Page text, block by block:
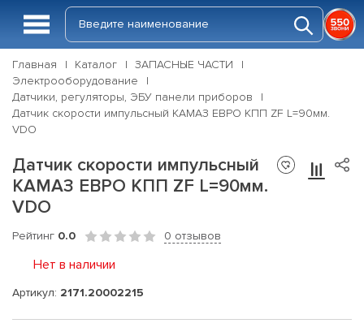
Главная Каталог
ЗАПАСНЫЕ ЧАСТИ
Электрооборудование
Датчики, регуляторы, ЭБУ панели приборов
Датчик скорости импульсный КАМАЗ ЕВРО КПП ZF L=90мм.
VDO
Датчик скорости импульсный
КАМАЗ ЕВРО КПП ZF L=90мм.
VDO
Рейтинг 0.0 0 отзывов
Нет в наличии
Артикул: 2171.20002215